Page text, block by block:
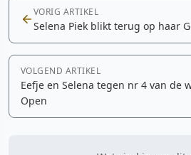
VORIG ARTIKEL
Selena Piek blikt terug op haar
VOLGEND ARTIKEL
Eefje en Selena tegen nr 4 van de
Open